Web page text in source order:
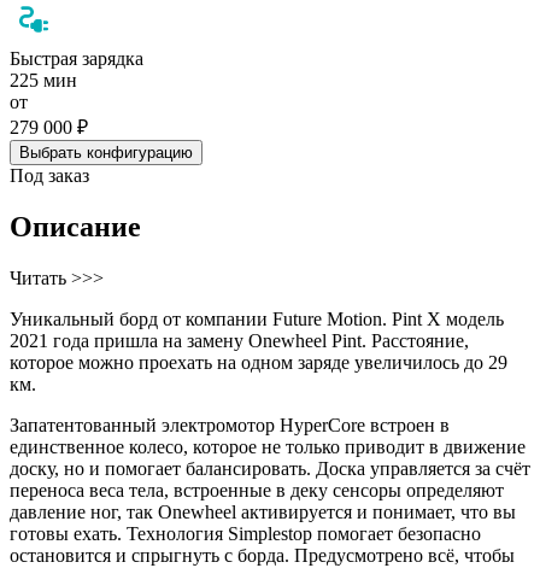
Быстрая зарядка
225 мин
от
279 000 ₽
Выбрать конфигурацию
Под заказ
Описание
Читать >>>
Уникальный борд от компании Future Motion. Pint X модель
2021 года пришла на замену Onewheel Pint. Расстояние,
которое можно проехать на одном заряде увеличилось до 29
км.
Запатентованный электромотор HyperCore встроен в
единственное колесо, которое не только приводит в движение
доску, но и помогает балансировать. Доска управляется за счёт
переноса веса тела, встроенные в деку сенсоры определяют
давление ног, так Onewheel активируется и понимает, что вы
готовы ехать. Технология Simplestop помогает безопасно
остановится и спрыгнуть с борда. Предусмотрено всё, чтобы